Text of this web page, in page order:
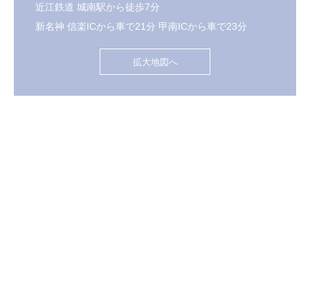
近江鉄道 城南駅から徒歩7分
新名神 信楽ICから車で21分 甲南ICから車で23分
拡大地図へ